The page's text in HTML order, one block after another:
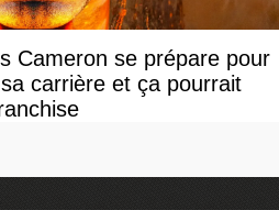
Cameron se prépare pour
carrière et ça pourrait